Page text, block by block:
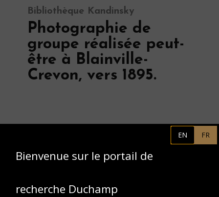
Bibliothèque Kandinsky
Photographie de
groupe réalisée peut-
être à Blainville-
Crevon, vers 1895.
EN FR
Bienvenue sur le portail de
recherche Duchamp